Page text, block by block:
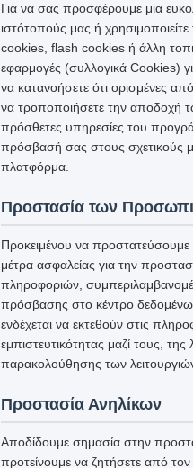
Για να σας προσφέρουμε μια
ιστότοπούς μας ή
cookies, flash cookies ή άλλη
εφαρμογές (συλλογικά Cookies)
να κατανοήσετε ότι ορισμένες
να τροποποιήσετε την αποδοχή
πρόσθετες υπηρεσίες του
πρόσβασή σας στους σχετικούς
πλατφόρμα.
Προστασία των
Προκειμένου να
μέτρα ασφαλείας για την
πληροφοριών,
πρόσβασης στο κέντρο
ενδέχεται να εκτεθούν στις
εμπιστευτικότητας μαζί τους,
παρακολούθησης των
Προστασία Ανηλίκων
Αποδίδουμε σημασία στην
προτείνουμε να ζητήσετε από